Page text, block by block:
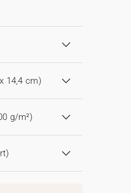
14,4 cm)
g/m²)